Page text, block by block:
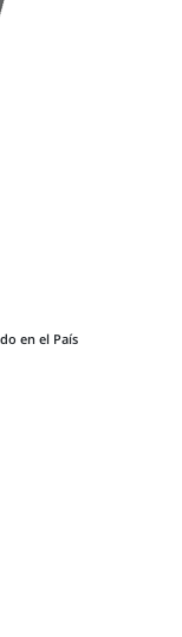
en el País